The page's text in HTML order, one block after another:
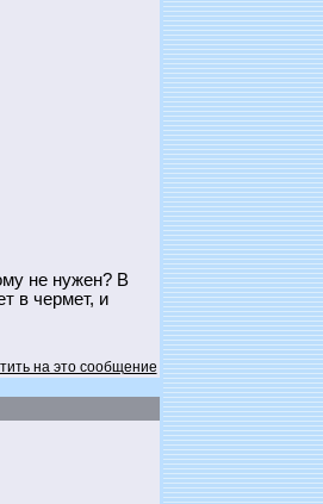
не нужен? В
в чермет, и
на это сообщение